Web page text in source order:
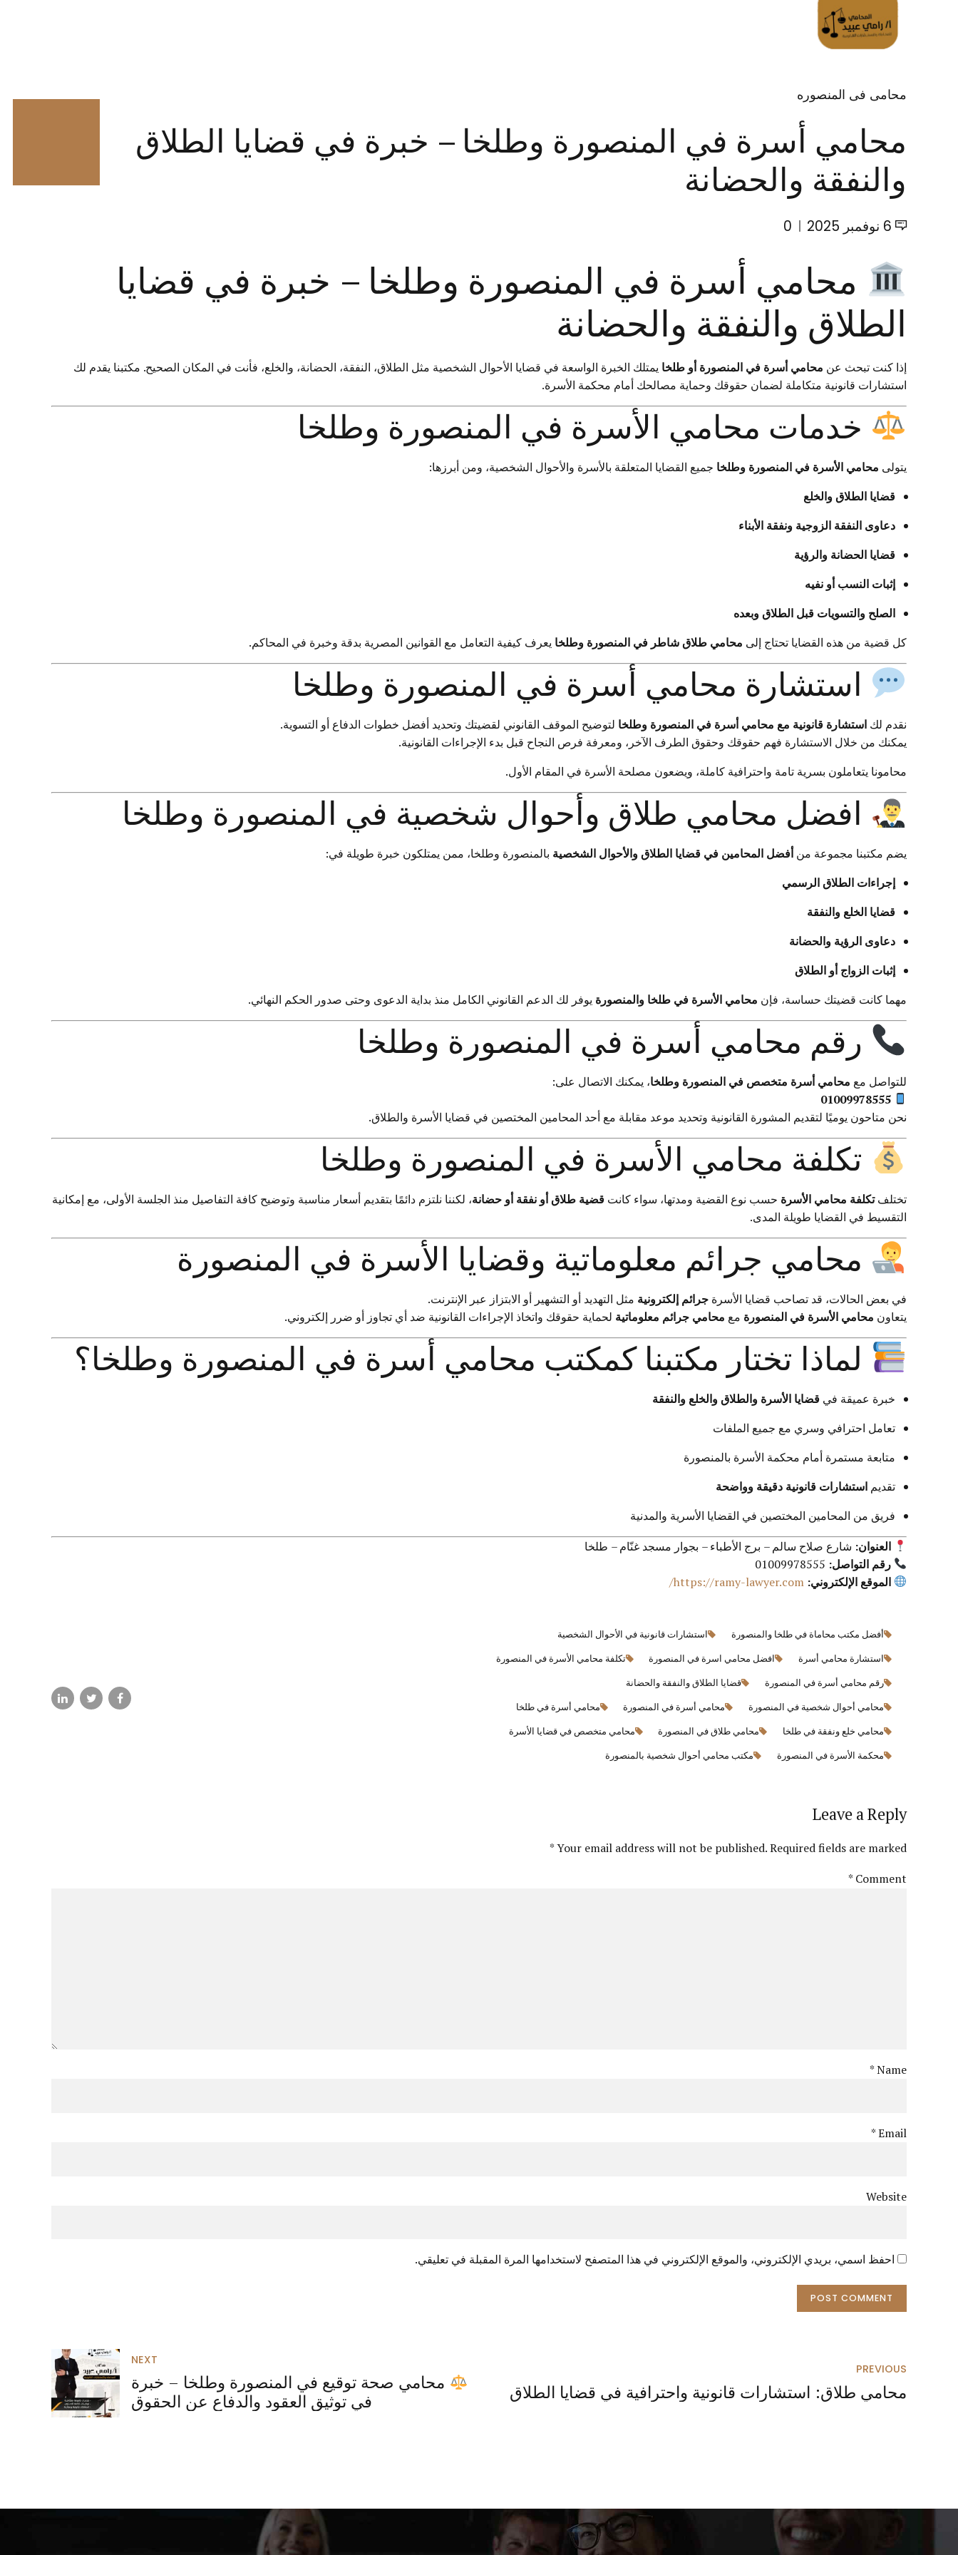
محامى فى المنصوره
محامي أسرة في المنصورة وطلخا – خبرة في قضايا الطلاق
والنفقة والحضانة
6 نوفمبر 2025 0
محامي أسرة في المنصورة وطلخا – خبرة في قضايا
الطلاق والنفقة والحضانة
إذا كنت تبحث عن محامي أسرة في المنصورة أو طلخا يمتلك الخبرة الواسعة في قضايا الأحوال الشخصية مثل الطلاق، النفقة، الحضانة، والخلع، فأنت في المكان الصحيح. مكتبنا يقدم لك
استشارات قانونية متكاملة لضمان حقوقك وحماية مصالحك أمام محكمة الأسرة.
خدمات محامي الأسرة في المنصورة وطلخا
يتولى محامي الأسرة في المنصورة وطلخا جميع القضايا المتعلقة بالأسرة والأحوال الشخصية، ومن أبرزها:
قضايا الطلاق والخلع
دعاوى النفقة الزوجية ونفقة الأبناء
قضايا الحضانة والرؤية
إثبات النسب أو نفيه
الصلح والتسويات قبل الطلاق وبعده
كل قضية من هذه القضايا تحتاج إلى محامي طلاق شاطر في المنصورة وطلخا يعرف كيفية التعامل مع القوانين المصرية بدقة وخبرة في المحاكم.
استشارة محامي أسرة في المنصورة وطلخا
نقدم لك استشارة قانونية مع محامي أسرة في المنصورة وطلخا لتوضيح الموقف القانوني لقضيتك وتحديد أفضل خطوات الدفاع أو التسوية.
يمكنك من خلال الاستشارة فهم حقوقك وحقوق الطرف الآخر، ومعرفة فرص النجاح قبل بدء الإجراءات القانونية.
محامونا يتعاملون بسرية تامة واحترافية كاملة، ويضعون مصلحة الأسرة في المقام الأول.
افضل محامي طلاق وأحوال شخصية في المنصورة وطلخا
يضم مكتبنا مجموعة منأفضل المحامين في قضايا الطلاق والأحوال الشخصية بالمنصورة وطلخا، ممن يمتلكون خبرة طويلة في:
إجراءات الطلاق الرسمي
قضايا الخلع والنفقة
دعاوى الرؤية والحضانة
إثبات الزواج أو الطلاق
مهما كانت قضيتك حساسة، فإن محامي الأسرة في طلخا والمنصورة يوفر لك الدعم القانوني الكامل منذ بداية الدعوى وحتى صدور الحكم النهائي.
رقم محامي أسرة في المنصورة وطلخا
للتواصل مع محامي أسرة متخصص في المنصورة وطلخا، يمكنك الاتصال على:
01009978555
نحن متاحون يوميًا لتقديم المشورة القانونية وتحديد موعد مقابلة مع أحد المحامين المختصين في قضايا الأسرة والطلاق.
تكلفة محامي الأسرة في المنصورة وطلخا
تختلفتكلفة محامي الأسرة حسب نوع القضية ومدتها، سواء كانت قضية طلاق أو نفقة أو حضانة، لكننا نلتزم دائمًا بتقديم أسعار مناسبة وتوضيح كافة التفاصيل منذ الجلسة الأولى، مع إمكانية
التقسيط في القضايا طويلة المدى.
محامي جرائم معلوماتية وقضايا الأسرة في المنصورة
في بعض الحالات، قد تصاحب قضايا الأسرة جرائم إلكترونية مثل التهديد أو التشهير أو الابتزاز عبر الإنترنت.
يتعاون محامي الأسرة في المنصورة مع محامي جرائم معلوماتية لحماية حقوقك واتخاذ الإجراءات القانونية ضد أي تجاوز أو ضرر إلكتروني.
لماذا تختار مكتبنا كمكتب محامي أسرة في المنصورة وطلخا؟
خبرة عميقة في قضايا الأسرة والطلاق والخلع والنفقة
تعامل احترافي وسري مع جميع الملفات
متابعة مستمرة أمام محكمة الأسرة بالمنصورة
تقديم استشارات قانونية دقيقة وواضحة
فريق من المحامين المختصين في القضايا الأسرية والمدنية
العنوان: شارع صلاح سالم – برج الأطباء – بجوار مسجد غنّام – طلخا
رقم التواصل:
الموقع الإلكتروني: https://ramy-lawyer.com/
أفضل مكتب محاماة في طلخا والمنصورة
استشارات قانونية في الأحوال الشخصية
استشارة محامي أسرة
افضل محامي اسرة في المنصورة
تكلفة محامي الأسرة في المنصورة
رقم محامي أسرة في المنصورة
قضايا الطلاق والنفقة والحضانة
محامي أحوال شخصية في المنصورة
محامي أسرة في المنصورة
محامي أسرة في طلخا
محامي خلع ونفقة في طلخا
محامي طلاق في المنصورة
محامي متخصص في قضايا الأسرة
محكمة الأسرة في المنصورة
مكتب محامي أحوال شخصية بالمنصورة
Leave a Reply
Your email address will not be published. Required fields are marked *
Comment
*
Name *
Email *
Website
احفظ اسمي، بريدي الإلكتروني، والموقع الإلكتروني في هذا المتصفح لاستخدامها المرة المقبلة في تعليقي.
POST COMMENT
PREVIOUS
محامي طلاق: استشارات قانونية واحترافية في قضايا الطلاق
NEXT
محامي صحة توقيع في المنصورة وطلخا – خبرة
في توثيق العقود والدفاع عن الحقوق